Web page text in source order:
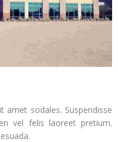
amet sodales. Suspendisse
vel felis laoreet pretium.